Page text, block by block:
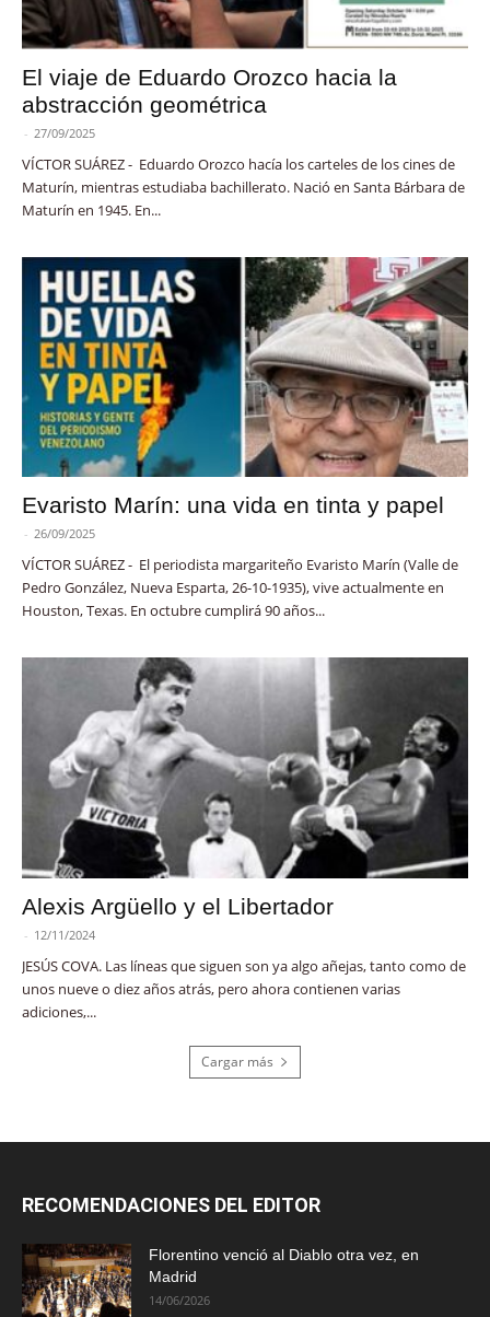
El viaje de Eduardo Orozco hacia la
abstracción geométrica
- 27/09/2025
VÍCTOR SUÁREZ - Eduardo Orozco hacía los carteles de los cines de
Maturín, mientras estudiaba bachillerato. Nació en Santa Bárbara de
Maturín en 1945. En...
Evaristo Marín: una vida en tinta y papel
- 26/09/2025
VÍCTOR SUÁREZ - El periodista margariteño Evaristo Marín (Valle de
Pedro González, Nueva Esparta, 26-10-1935), vive actualmente en
Houston, Texas. En octubre cumplirá 90 años...
Alexis Argüello y el Libertador
- 12/11/2024
JESÚS COVA. Las líneas que siguen son ya algo añejas, tanto como de
unos nueve o diez años atrás, pero ahora contienen varias
adiciones,...
Cargar más
RECOMENDACIONES DEL EDITOR
Florentino venció al Diablo otra vez, en
Madrid
14/06/2026